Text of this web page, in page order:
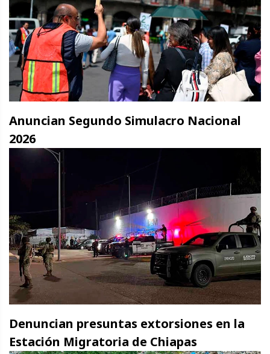
Anuncian Segundo Simulacro Nacional
2026
Denuncian presuntas extorsiones en la
Estación Migratoria de Chiapas